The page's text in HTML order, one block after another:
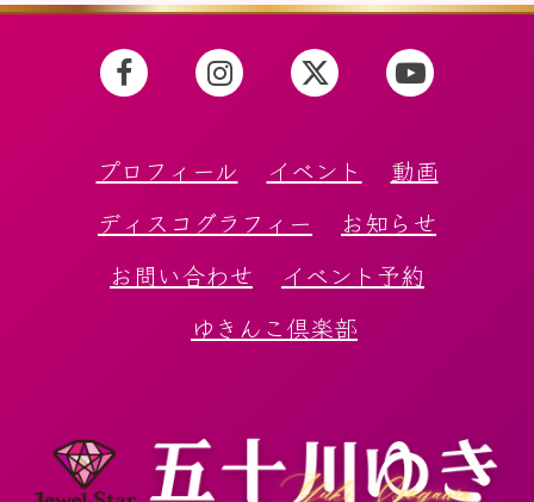
プロフィール イベント
動画
ディスコグラフィー
お知らせ
お問い合わせ
イベント予約
ゆきんこ倶楽部